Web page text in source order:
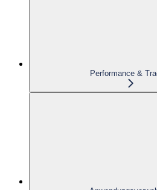
Performance &